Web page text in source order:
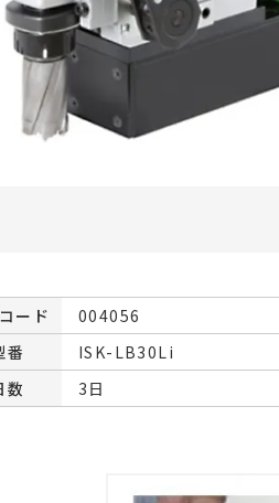
ード 004056
番
ISK-LB30Li
数
3日